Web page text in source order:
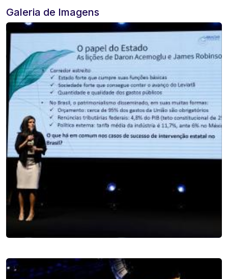
Galeria de Imagens